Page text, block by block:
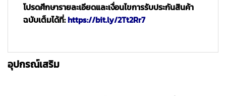
โปรดศึกษารายละเอียดและเงื่อนไขการรับประกันสินค้า
ฉบับเต็มได้ที่:https://bit.ly/2Tt2Rr7
อุปกรณ์เสริม